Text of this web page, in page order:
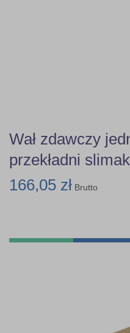
Wał zdawczy
przekładni
166,05 zł Brutto